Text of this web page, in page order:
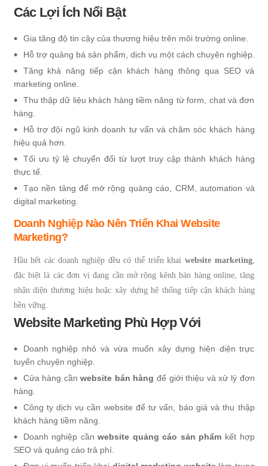
Các Lợi Ích Nổi Bật
Gia tăng độ tin cậy của thương hiệu trên môi trường online.
Hỗ trợ quảng bá sản phẩm, dịch vụ một cách chuyên nghiệp.
Tăng khả năng tiếp cận khách hàng thông qua SEO và
marketing online.
Thu thập dữ liệu khách hàng tiềm năng từ form, chat và đơn
hàng.
Hỗ trợ đội ngũ kinh doanh tư vấn và chăm sóc khách hàng
hiệu quả hơn.
Tối ưu tỷ lệ chuyển đổi từ lượt truy cập thành khách hàng
thực tế.
Tạo nền tảng để mở rộng quảng cáo, CRM, automation và
digital marketing.
Doanh Nghiệp Nào Nên Triển Khai Website
Marketing?
Hầu hết các doanh nghiệp đều có thể triển khai website marketing,
đặc biệt là các đơn vị đang cần mở rộng kênh bán hàng online, tăng
nhận diện thương hiệu hoặc xây dựng hệ thống tiếp cận khách hàng
bền vững.
Website Marketing Phù Hợp Với
Doanh nghiệp nhỏ và vừa muốn xây dựng hiện diện trực
tuyến chuyên nghiệp.
Cửa hàng cầnwebsite bán hàng để giới thiệu và xử lý đơn
hàng.
Công ty dịch vụ cần website để tư vấn, báo giá và thu thập
khách hàng tiềm năng.
Doanh nghiệp cầnwebsite quảng cáo sản phẩm kết hợp
SEO và quảng cáo trả phí.